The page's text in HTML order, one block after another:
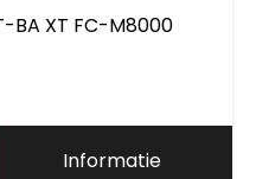
BA XT FC-M8000
Informatie